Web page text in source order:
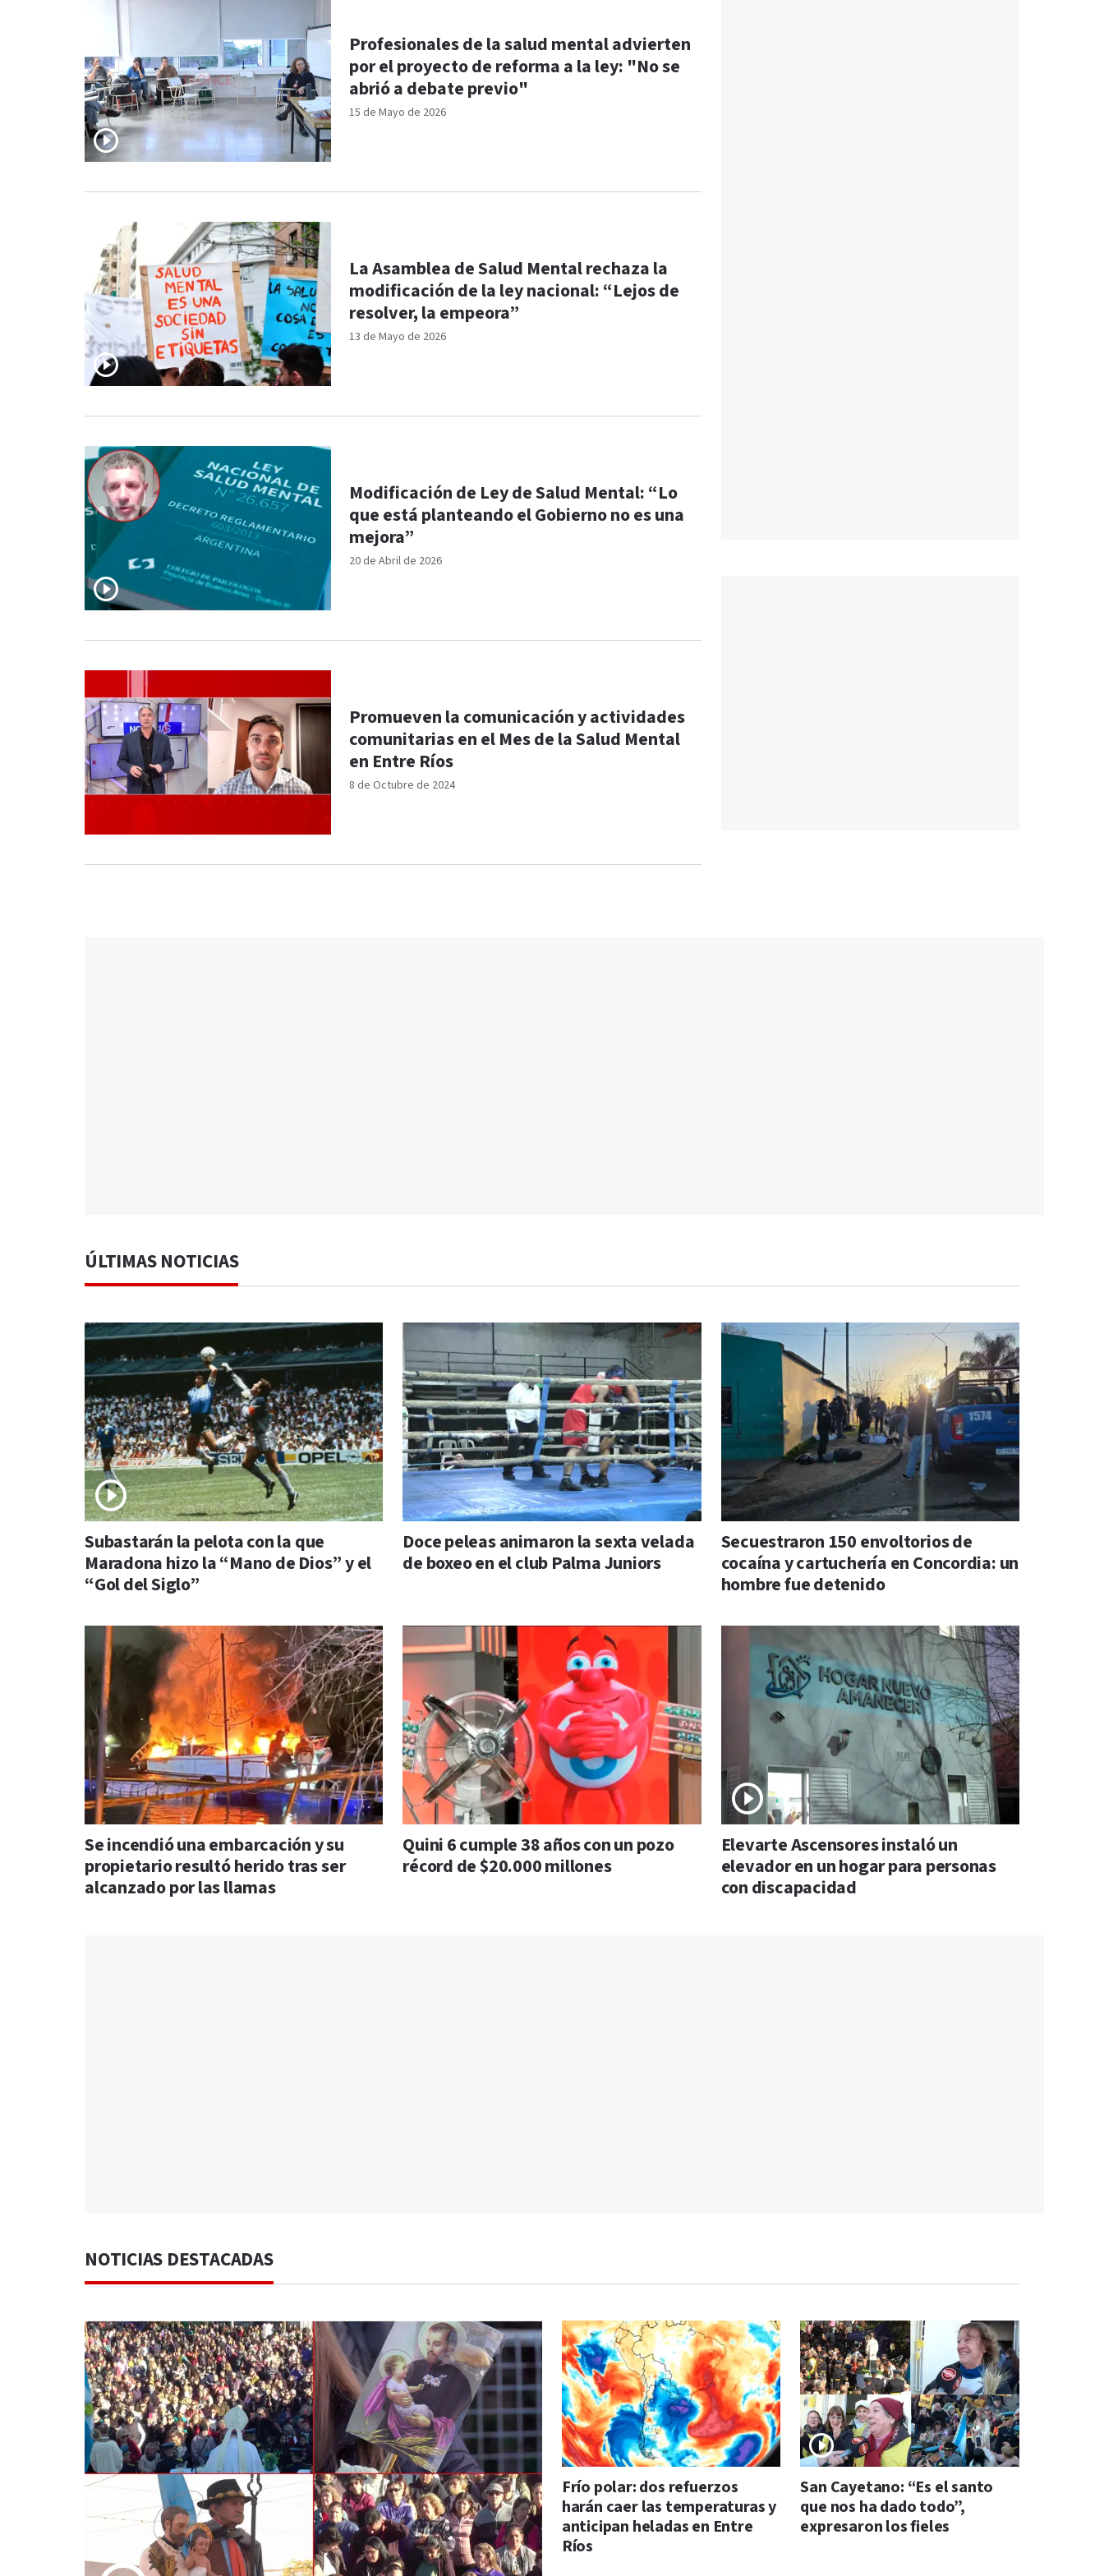
15 de Mayo de 2026
Profesionales de la salud mental advierten
por el proyecto de reforma a la ley: "No se
abrió a debate previo"
13 de Mayo de 2026
La Asamblea de Salud Mental rechaza la
modificación de la ley nacional: “Lejos de
resolver, la empeora”
20 de Abril de 2026
Modificación de Ley de Salud Mental: “Lo
que está planteando el Gobierno no es una
mejora”
8 de Octubre de 2024
Promueven la comunicación y actividades
comunitarias en el Mes de la Salud Mental
en Entre Ríos
ÚLTIMAS NOTICIAS
Subastarán la pelota con la que
Maradona hizo la “Mano de Dios” y el
“Gol del Siglo”
Doce peleas animaron la sexta velada
de boxeo en el club Palma Juniors
Secuestraron 150 envoltorios de
cocaína y cartuchería en Concordia: un
hombre fue detenido
Se incendió una embarcación y su
propietario resultó herido tras ser
alcanzado por las llamas
Quini 6 cumple 38 años con un pozo
récord de $20.000 millones
Elevarte Ascensores instaló un
elevador en un hogar para personas
con discapacidad
NOTICIAS DESTACADAS
Frío polar: dos refuerzos
harán caer las temperaturas y
anticipan heladas en Entre
Ríos
San Cayetano: “Es el santo
que nos ha dado todo”,
expresaron los fieles